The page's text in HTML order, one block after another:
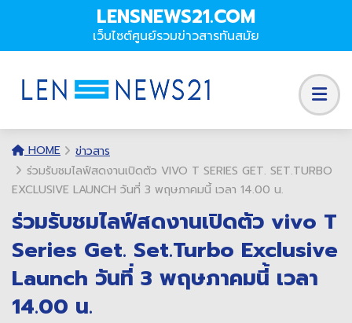
LENSNEWS21.COM
เว็บไซต์ศูนย์รวมข่าวสารทันสมัย
HOME
ข่าวสาร
ร่วมรับชมไลฟ์สดงานเปิดตัว VIVO T SERIES GET. SET.TURBO
EXCLUSIVE LAUNCH วันที่ 3 พฤษภาคมนี้ เวลา 14.00 น.
ร่วมรับชมไลฟ์สดงานเปิดตัว vivo T
Series Get. Set.Turbo Exclusive
Launch วันที่ 3 พฤษภาคมนี้ เวลา
14.00 น.